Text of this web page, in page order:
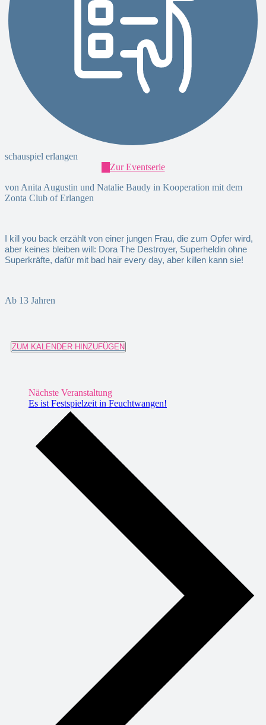
schauspiel erlangen
Zur Eventserie
von Anita Augustin und Natalie Baudy in Kooperation mit dem
Zonta Club of Erlangen
I kill you back erzählt von einer jungen Frau, die zum Opfer wird,
aber keines bleiben will: Dora The Destroyer, Superheldin ohne
Superkräfte, dafür mit bad hair every day, aber killen kann sie!
Ab 13 Jahren
ZUM KALENDER HINZUFÜGEN
Nächste Veranstaltung
Es ist Festspielzeit in Feuchtwangen!